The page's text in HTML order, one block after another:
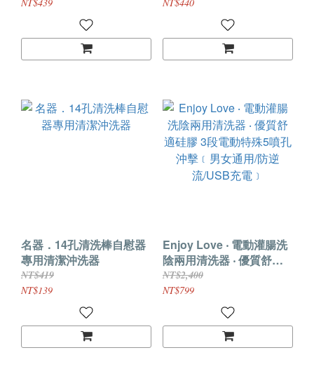
NT$439
金屬-男女通用
NT$440
名器．14孔清洗棒自慰器
專用清潔沖洗器
NT$419
NT$139
Enjoy Love ‧ 電動灌腸洗
陰兩用清洗器 ‧ 優質舒適
硅膠 3段電動特殊5噴孔沖
擊﹝男女通用/防逆
流/USB充電﹞
NT$2,400
NT$799